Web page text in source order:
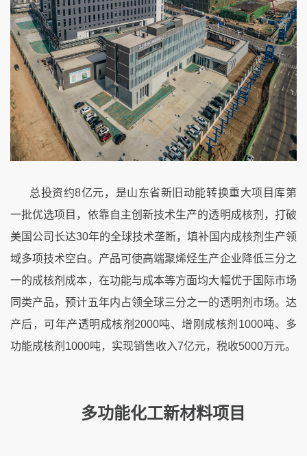
总投资约8亿元，是山东省新旧动能转换重大项目库第
一批优选项目，依靠自主创新技术生产的透明成核剂，打破
美国公司长达30年的全球技术垄断，填补国内成核剂生产领
域多项技术空白。产品可使高端聚烯烃生产企业降低三分之
一的成核剂成本，在功能与成本等方面均大幅优于国际市场
同类产品，预计五年内占领全球三分之一的透明剂市场。达
产后，可年产透明成核剂 2000吨、增刚成核剂 1000吨、多
功能成核剂 1000吨，实现销售收入7亿元，税收5000万元。
多功能化工新材料项目